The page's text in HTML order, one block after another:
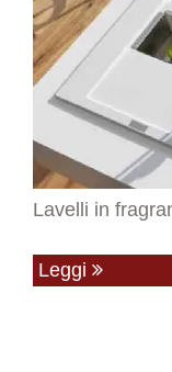
Lavelli in
Leggi